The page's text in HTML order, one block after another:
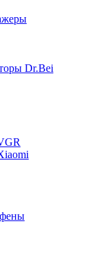
Dr.Bei